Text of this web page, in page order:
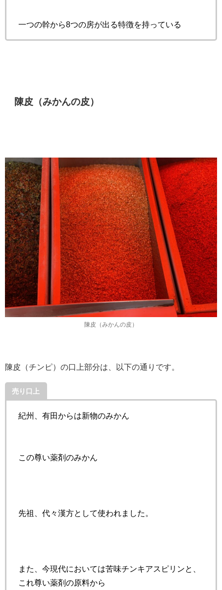
一つの幹から8つの房が出る特徴を持っている
陳皮（みかんの皮）
陳皮（みかんの皮）
陳皮（チンピ）の口上部分は、以下の通りです。
売り口上
紀州、有田からは新物のみかん
この尊い薬剤のみかん
先祖、代々漢方として使われました。
また、今現代においては苦味チンキアスピリンと、
これ尊い薬剤の原料から